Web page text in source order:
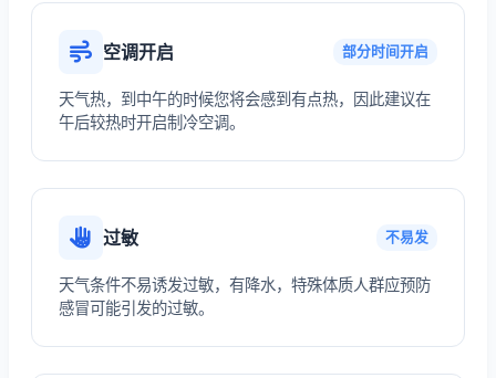
空调开启 部分时间开启
天气热，到中午的时候您将会感到有点热，因此建议在
午后较热时开启制冷空调。
过敏 不易发
天气条件不易诱发过敏，有降水，特殊体质人群应预防
感冒可能引发的过敏。